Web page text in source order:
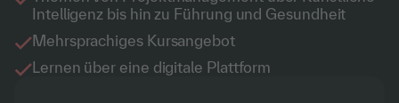
Intelligenz bis hin zu Führung und Gesundheit
Mehrsprachiges Kursangebot
Lernen über eine digitale Plattform